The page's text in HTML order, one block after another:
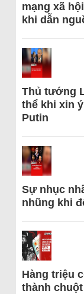
mạng xã
khi dẫn
Thủ tướng
thể khi xin
Putin
Sự nhục
nhũng khi
Hàng triệu
thành